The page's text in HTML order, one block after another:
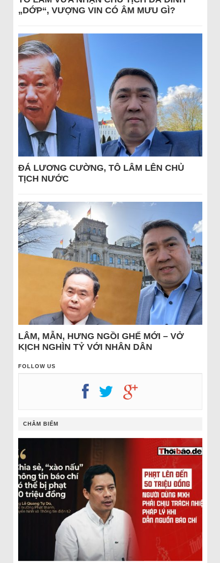
„DỚP“, VƯỢNG VIN CÓ ÂM MƯU GÌ?
ĐÁ LƯƠNG CƯỜNG, TÔ LÂM LÊN CHỦ
TỊCH NƯỚC
LÂM, MẪN, HƯNG NGỒI GHẾ MỚI – VỞ
KỊCH NGHÌN TỶ VỚI NHÂN DÂN
FOLLOW US
CHÂM BIẾM